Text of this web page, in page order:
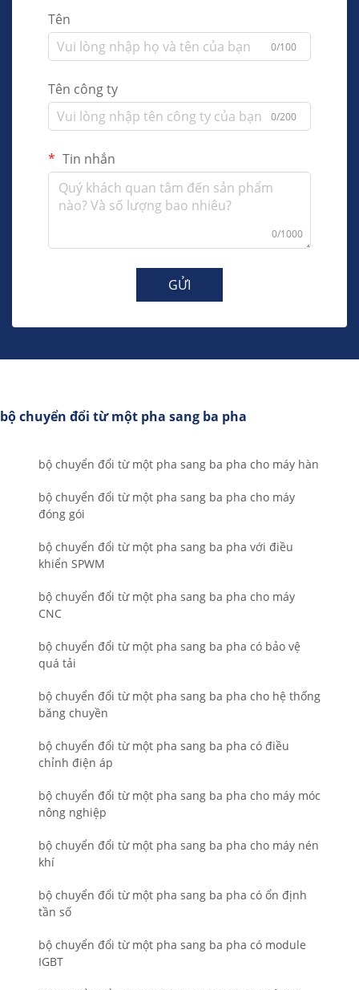
Tên
0/100
Tên công ty
0/200
Tin nhắn
0/1000
GỬI
bộ chuyển đổi từ một pha sang ba pha
bộ chuyển đổi từ một pha sang ba pha cho máy hàn
bộ chuyển đổi từ một pha sang ba pha cho máy
đóng gói
bộ chuyển đổi từ một pha sang ba pha với điều
khiển SPWM
bộ chuyển đổi từ một pha sang ba pha cho máy
CNC
bộ chuyển đổi từ một pha sang ba pha có bảo vệ
quá tải
bộ chuyển đổi từ một pha sang ba pha cho hệ thống
băng chuyền
bộ chuyển đổi từ một pha sang ba pha có điều
chỉnh điện áp
bộ chuyển đổi từ một pha sang ba pha cho máy móc
nông nghiệp
bộ chuyển đổi từ một pha sang ba pha cho máy nén
khí
bộ chuyển đổi từ một pha sang ba pha có ổn định
tần số
bộ chuyển đổi từ một pha sang ba pha có module
IGBT